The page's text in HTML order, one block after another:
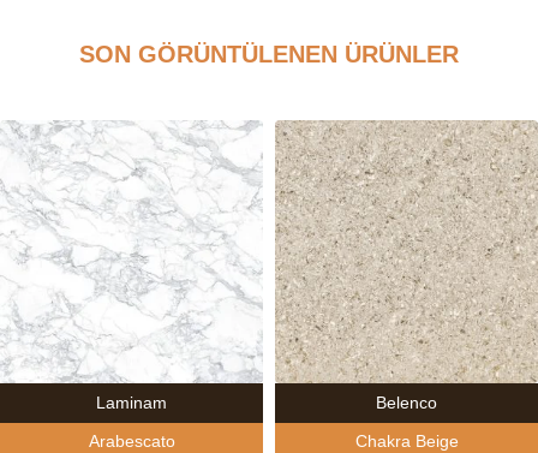
SON GÖRÜNTÜLENEN ÜRÜNLER
Laminam
Arabescato
Belenco
Chakra Beige